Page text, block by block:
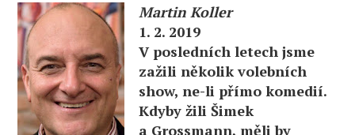
Martin Koller
1. 2. 2019
V posledních letech jsme
zažili několik volebních
show, ne-li přímo komedií.
Kdyby žili Šimek
a Grossmann, měli by